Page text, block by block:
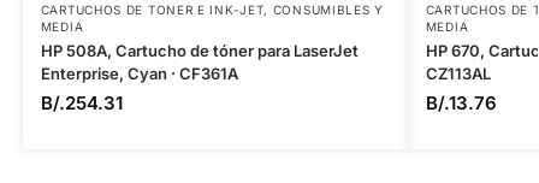
CARTUCHOS DE TONER E INK-JET, CONSUMIBLES Y
MEDIA
HP 508A, Cartucho de tóner para LaserJet
Enterprise, Cyan · CF361A
B/.254.31
CARTUCHOS DE
MEDIA
HP 670,
CZ113AL
B/.13.76